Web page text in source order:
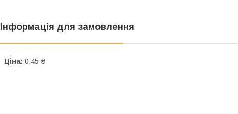
Інформація для замовлення
Ціна: 0,45 ₴